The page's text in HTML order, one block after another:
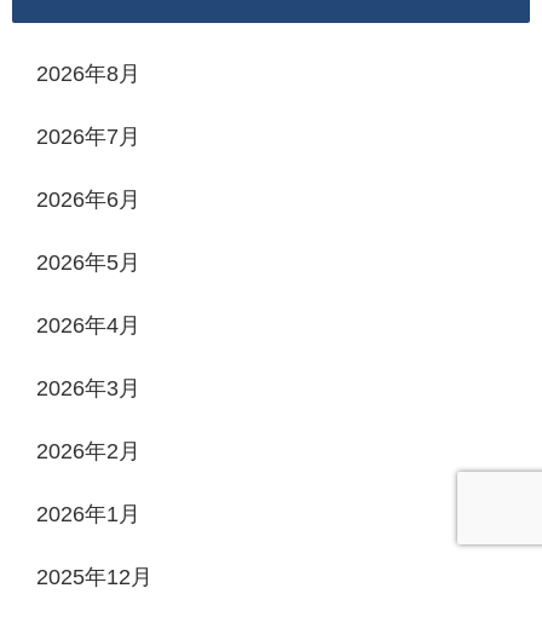
2026年8月
2026年7月
2026年6月
2026年5月
2026年4月
2026年3月
2026年2月
2026年1月
2025年12月